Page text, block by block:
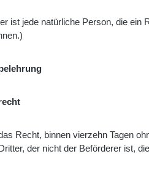
ist jede natürliche Person, die
Recht, binnen vierzehn Tagen
der nicht der Beförderer ist,